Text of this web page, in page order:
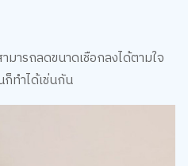
มารถลดขนาดเชือกลงได้ตามใจ
ทำได้เช่นกัน